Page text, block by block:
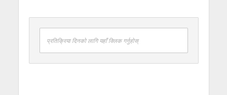
प्रतिक्रिया दिनको लागि यहाँ क्लिक गर्नुहोस्